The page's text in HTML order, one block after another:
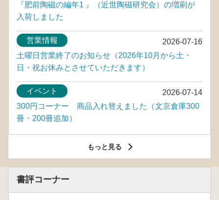
『肥前陶磁の編年1 』（近世陶磁研究会）の増刷が
入荷しました
2026-07-16
営業情報
土曜日営業終了のお知らせ（2026年10月から土・
日・祝お休みとさせていただきます）
2026-07-14
イベント
300円コーナー 商品入れ替えました（文京倉庫300
冊・200冊追加）
もっと見る
書評コーナー